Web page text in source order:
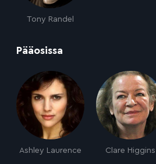
Tony Randel
Pääosissa
Ashley Laurence Clare Higgins